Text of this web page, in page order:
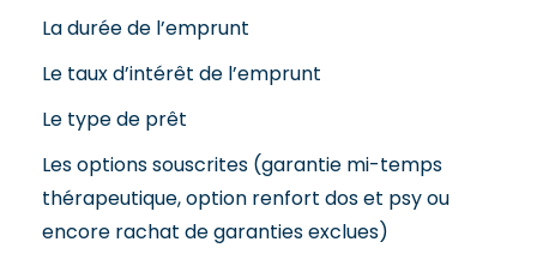
La durée de l’emprunt
Le taux d’intérêt de l’emprunt
Le type de prêt
Les options souscrites (garantie mi-temps
thérapeutique, option renfort dos et psy ou
encore rachat de garanties exclues)